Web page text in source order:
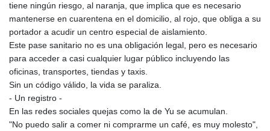
tiene ningún riesgo, al naranja, que implica que es necesario
mantenerse en cuarentena en el domicilio, al rojo, que obliga a su
portador a acudir un centro especial de aislamiento.
Este pase sanitario no es una obligación legal, pero es necesario
para acceder a casi cualquier lugar público incluyendo las
oficinas, transportes, tiendas y taxis.
Sin un código válido, la vida se paraliza.
- Un registro -
En las redes sociales quejas como la de Yu se acumulan.
"No puedo salir a comer ni comprarme un café, es muy molesto",